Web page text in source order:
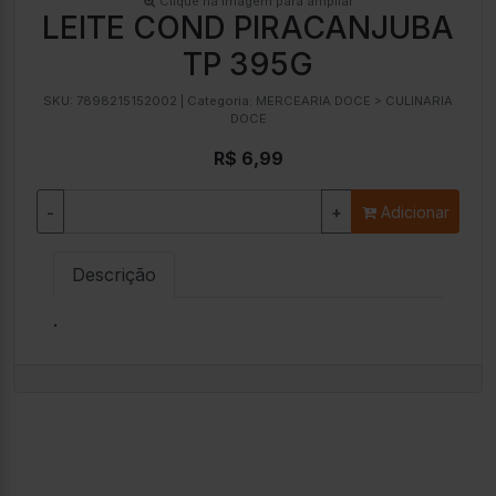
LEITE COND PIRACANJUBA
TP 395G
SKU: 7898215152002 | Categoria: MERCEARIA DOCE > CULINARIA
DOCE
R$ 6,99
- + Adicionar
Descrição
.